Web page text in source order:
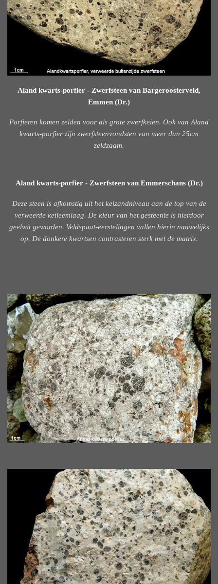
Aland kwarts-porfier - Zwerfsteen van Bargeroosterveld,
Emmen (Dr.)
Porfieren komen zelden voor als grote zwerfkeien. Ook van Aland
kwarts-porfier zijn zwerfsteenvondsten van meer dan 25cm
zeldzaam.
Aland kwarts-porfier - Zwerfsteen van Emmerschans (Dr.)
Deze steen is afkomstig uit het keizandniveau aan de top van de
verweerde keileemlaag. De kleur van het gesteente is hierdoor
geelwit geworden. Veldspaat-eerstelingen vallen hierin nauwelijks
op. De donkere kwartsen contrasteren sterk met de matrix.